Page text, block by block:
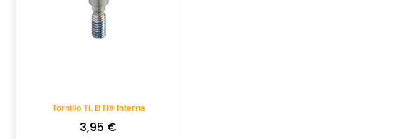
Tornillo Ti. BTI® Interna
3,95 €